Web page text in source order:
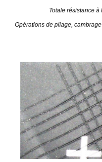
Totale résistance à
Opérations de pliage,